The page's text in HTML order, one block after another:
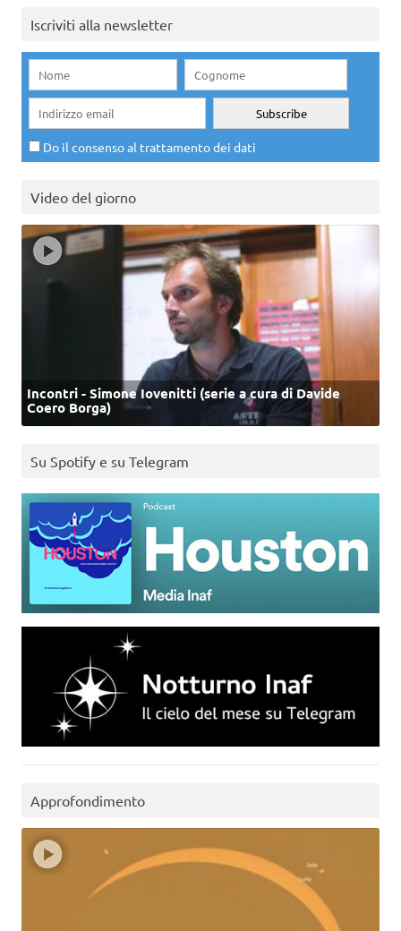
Iscriviti alla newsletter
Do il consenso al trattamento dei dati
Video del giorno
Incontri - Simone Iovenitti (serie a cura di Davide
Coero Borga)
Su Spotify e su Telegram
Approfondimento